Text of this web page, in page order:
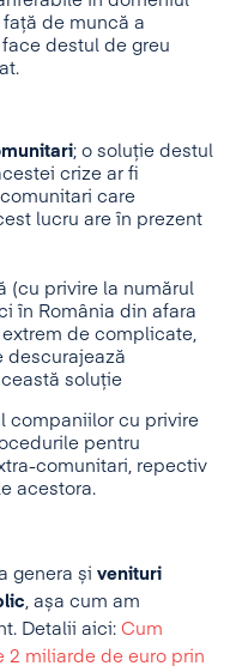
de muncă a
destul de greu
; o soluție destul
crize ar fi
care
lucru are în prezent
(cu privire la numărul
în România din afara
de complicate,
descurajează
soluție
companiilor cu privire
pentru
comunitari, repectiv
acestora.
genera și venituri
, așa cum am
Detalii aici: Cum
2 miliarde de euro prin